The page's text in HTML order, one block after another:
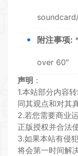
附注事项:
over 60″
声明 ：
1.本站部分内容
同其观点和对其
2.若您需要商业
正版授权并合法使
3.如果本站有侵
将会第一时间解